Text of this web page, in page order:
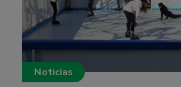
Noticias